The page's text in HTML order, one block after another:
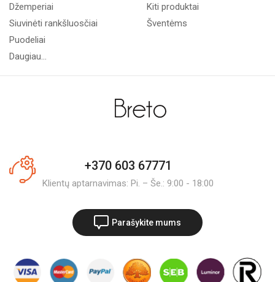
Džemperiai
Siuvinėti rankšluosčiai
Puodeliai
Daugiau...
Kiti produktai
Šventėms
+370 603 67771
Klientų aptarnavimas: Pi. – Še.: 9:00 - 18:00
Parašykite mums